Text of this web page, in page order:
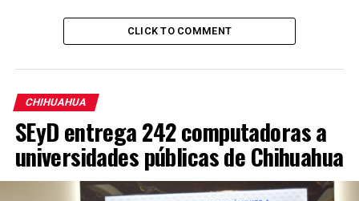
CLICK TO COMMENT
CHIHUAHUA
SEyD entrega 242 computadoras a
universidades públicas de Chihuahua